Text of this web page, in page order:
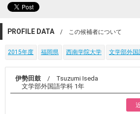
PROFILE DATA/ この候補者について
2015年度 福岡県 西南学院大学 文学部外国
伊勢田鼓 / Tsuzumi Iseda
文学部外国語学科 1年